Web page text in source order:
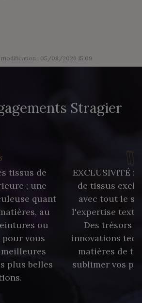
modification : 05/08/2026 15:09
Stragier
tissus de
; une
quant
au
ou
pour vous
plus belles
EXCLUSIVITÉ :
de tissus
avec tout le
l'expertise
Des trésors
innovations
matières de
sublimer vos